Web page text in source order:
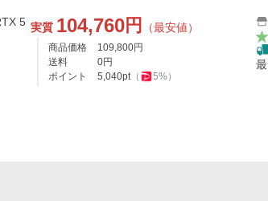
5 実質 104,760円 （最安値）
商品価格 109,800円
送料
0円
ポイント
5,040pt（ 5%）